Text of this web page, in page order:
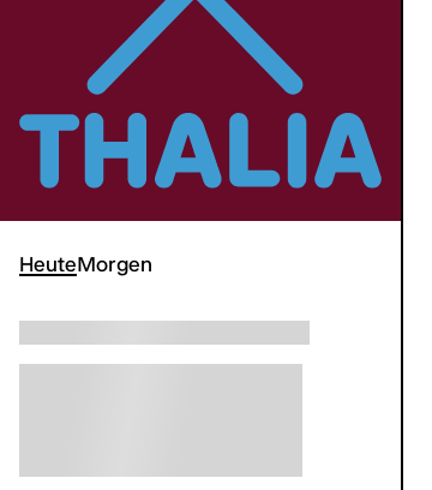
HeuteMorgen